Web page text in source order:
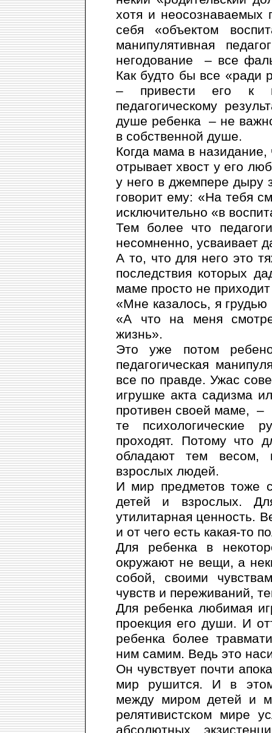
хотя и неосознаваемых
себя «объектом
манипулятивная
негодование – все
Как будто бы все «ради
– привести его к
педагогическому
душе ребенка – не
в собственной душе.
Когда мама в
отрывает хвост у его
у него в джемпере дыру
говорит ему: «На тебя
исключительно «в
Тем более что
несомненно, усваивает
А то, что для него это
последствия которых
маме просто не приходит
«Мне казалось, я
«А что на меня
жизнь».
Это уже потом
педагогическая
все по правде. Ужас
игрушке акта садизма
противен своей маме, –
те психологические
проходят. Потому что
обладают тем весом,
взрослых людей.
И мир предметов тоже
детей и взрослых.
утилитарная ценность.
и от чего есть какая-то
Для ребенка в
окружают не вещи, а
собой, своими
чувств и переживаний,
Для ребенка любимая
проекция его души. И
ребенка более
ним самим. Ведь это
Он чувствует почти
мир рушится. И в
между миром детей и
релятивистском мире
абсолютных,